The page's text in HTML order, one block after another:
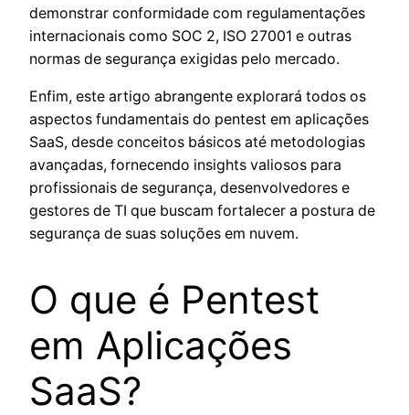
demonstrar conformidade com regulamentações
internacionais como SOC 2, ISO 27001 e outras
normas de segurança exigidas pelo mercado.
Enfim, este artigo abrangente explorará todos os
aspectos fundamentais do pentest em aplicações
SaaS, desde conceitos básicos até metodologias
avançadas, fornecendo insights valiosos para
profissionais de segurança, desenvolvedores e
gestores de TI que buscam fortalecer a postura de
segurança de suas soluções em nuvem.
O que é Pentest
em Aplicações
SaaS?